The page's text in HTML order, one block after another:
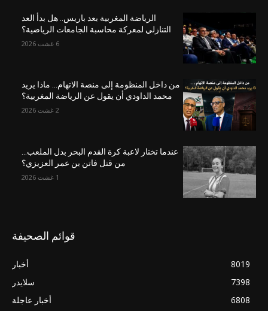
الرياضة المغربية بعد باريس.. هل بدأ العد
التنازلي لمعركة محاسبة الجامعات الرياضية؟
6 غشت 2026
من داخل المنظومة إلى منصة الاتهام… ماذا يريد
محمد الداودي أن يقول عن الرياضة المغربية؟
2 غشت 2026
عندما تختار لاعبة كرة القدم البحر بدل الملعب…
من قتل فاتن بن عمر العزيزي؟
1 غشت 2026
قوائم الصحيفة
أخبار
8019
سلايدر
7398
أخبار عاجلة
6808